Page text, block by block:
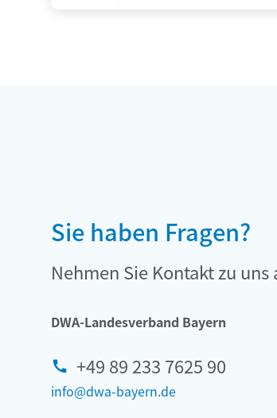
Sie haben Fragen?
Nehmen Sie Kontakt zu uns
DWA-Landesverband Bayern
+49 89 233 7625 90
info@dwa-bayern.de